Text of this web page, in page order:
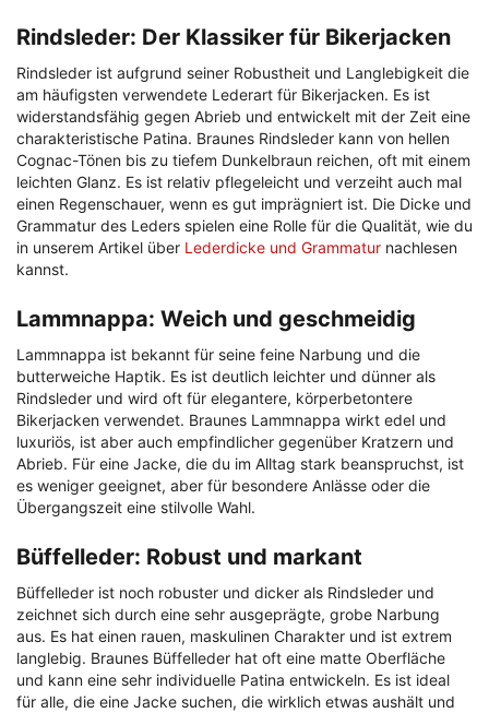
Rindsleder: Der Klassiker für Bikerjacken
Rindsleder ist aufgrund seiner Robustheit und Langlebigkeit die
am häufigsten verwendete Lederart für Bikerjacken. Es ist
widerstandsfähig gegen Abrieb und entwickelt mit der Zeit eine
charakteristische Patina. Braunes Rindsleder kann von hellen
Cognac-Tönen bis zu tiefem Dunkelbraun reichen, oft mit einem
leichten Glanz. Es ist relativ pflegeleicht und verzeiht auch mal
einen Regenschauer, wenn es gut imprägniert ist. Die Dicke und
Grammatur des Leders spielen eine Rolle für die Qualität, wie du
in unserem Artikel über Lederdicke und Grammatur nachlesen
kannst.
Lammnappa: Weich und geschmeidig
Lammnappa ist bekannt für seine feine Narbung und die
butterweiche Haptik. Es ist deutlich leichter und dünner als
Rindsleder und wird oft für elegantere, körperbetontere
Bikerjacken verwendet. Braunes Lammnappa wirkt edel und
luxuriös, ist aber auch empfindlicher gegenüber Kratzern und
Abrieb. Für eine Jacke, die du im Alltag stark beanspruchst, ist
es weniger geeignet, aber für besondere Anlässe oder die
Übergangszeit eine stilvolle Wahl.
Büffelleder: Robust und markant
Büffelleder ist noch robuster und dicker als Rindsleder und
zeichnet sich durch eine sehr ausgeprägte, grobe Narbung
aus. Es hat einen rauen, maskulinen Charakter und ist extrem
langlebig. Braunes Büffelleder hat oft eine matte Oberfläche
und kann eine sehr individuelle Patina entwickeln. Es ist ideal
für alle, die eine Jacke suchen, die wirklich etwas aushält und